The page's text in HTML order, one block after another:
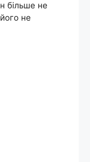
більше не
не